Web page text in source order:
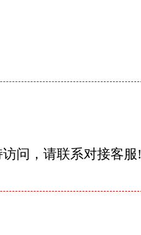
问，请联系对接客服!